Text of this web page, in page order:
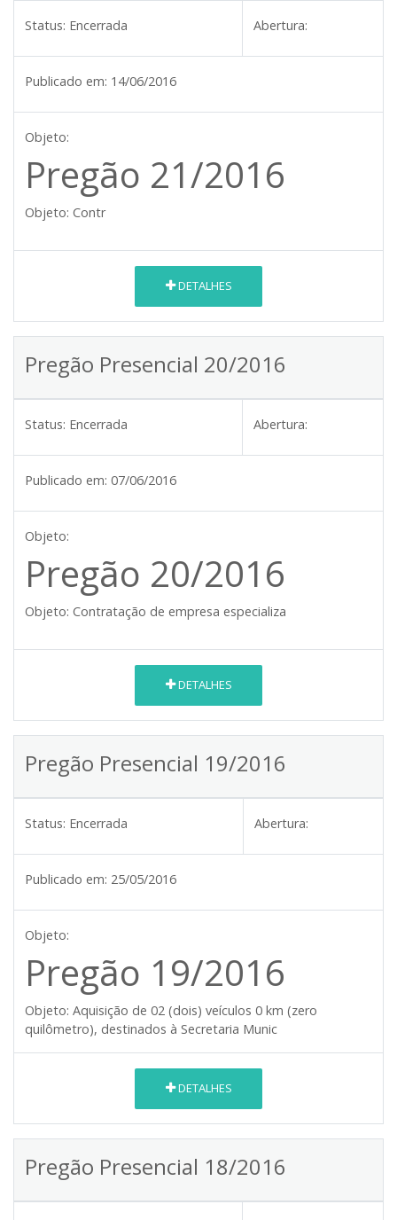
Status: Encerrada Abertura:
Publicado em: 14/06/2016
Objeto:
Pregão 21/2016
Objeto: Contr
DETALHES
Pregão Presencial 20/2016
Status: Encerrada Abertura:
Publicado em: 07/06/2016
Objeto:
Pregão 20/2016
Objeto: Contratação de empresa especializa
DETALHES
Pregão Presencial 19/2016
Status: Encerrada Abertura:
Publicado em: 25/05/2016
Objeto:
Pregão 19/2016
Objeto: Aquisição de 02 (dois) veículos 0 km (zero
quilômetro), destinados à Secretaria Munic
DETALHES
Pregão Presencial 18/2016